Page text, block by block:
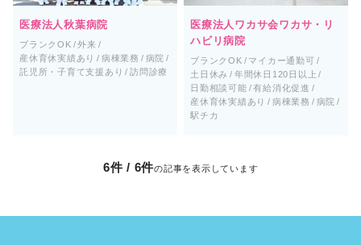
医療法人秋葉病院
ブランクOK
外来
産休育休実績あり
病棟業務
病院
託児所・子育て支援あり
訪問診療
医療法人ワカサ会ワカサ・リ
ハビリ病院
ブランクOK
マイカー通勤可
土日休み
年間休日120日以上
日勤相談可能
有給消化促進
産休育休実績あり
病棟業務
病院
駅チカ
6件 / 6件の記事を表示しています